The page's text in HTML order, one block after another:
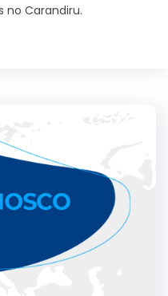
no Carandiru.